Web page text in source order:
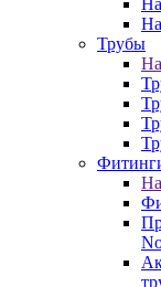
Трубы